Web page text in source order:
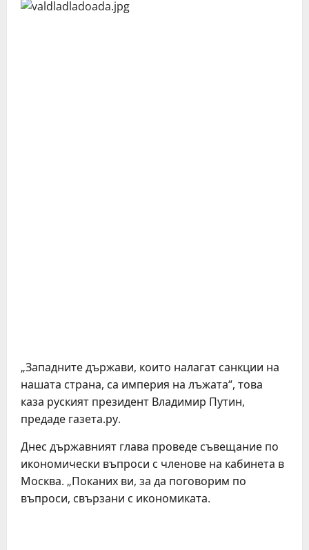
„Западните държави, които налагат санкции на
нашата страна, са империя на лъжата“, това
каза руският президент Владимир Путин,
предаде газета.ру.
Днес държавният глава проведе съвещание по
икономически въпроси с членове на кабинета в
Москва. „Поканих ви, за да поговорим по
въпроси, свързани с икономиката.